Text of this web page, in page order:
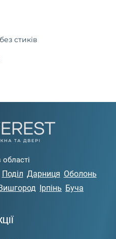
стиків
області
Поділ Дарниця Оболонь
Ірпінь Буча